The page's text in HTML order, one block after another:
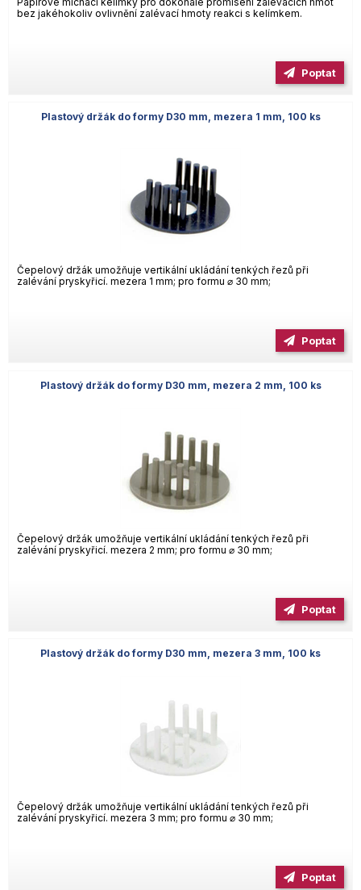
bez jakéhokoliv ovlivnění zalévací hmoty reakci s kelímkem.
Poptat
Plastový držák do formy D30 mm, mezera 1 mm, 100 ks
Čepelový držák umožňuje vertikální ukládání tenkých řezů při
zalévání pryskyřicí. mezera 1 mm; pro formu ⌀ 30 mm;
Poptat
Plastový držák do formy D30 mm, mezera 2 mm, 100 ks
Čepelový držák umožňuje vertikální ukládání tenkých řezů při
zalévání pryskyřicí. mezera 2 mm; pro formu ⌀ 30 mm;
Poptat
Plastový držák do formy D30 mm, mezera 3 mm, 100 ks
Čepelový držák umožňuje vertikální ukládání tenkých řezů při
zalévání pryskyřicí. mezera 3 mm; pro formu ⌀ 30 mm;
Poptat